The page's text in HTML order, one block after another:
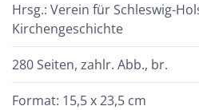
Hrsg.: Verein für Schleswig-
Kirchengeschichte
280 Seiten, zahlr. Abb., br.
Format: 15,5 x 23,5 cm